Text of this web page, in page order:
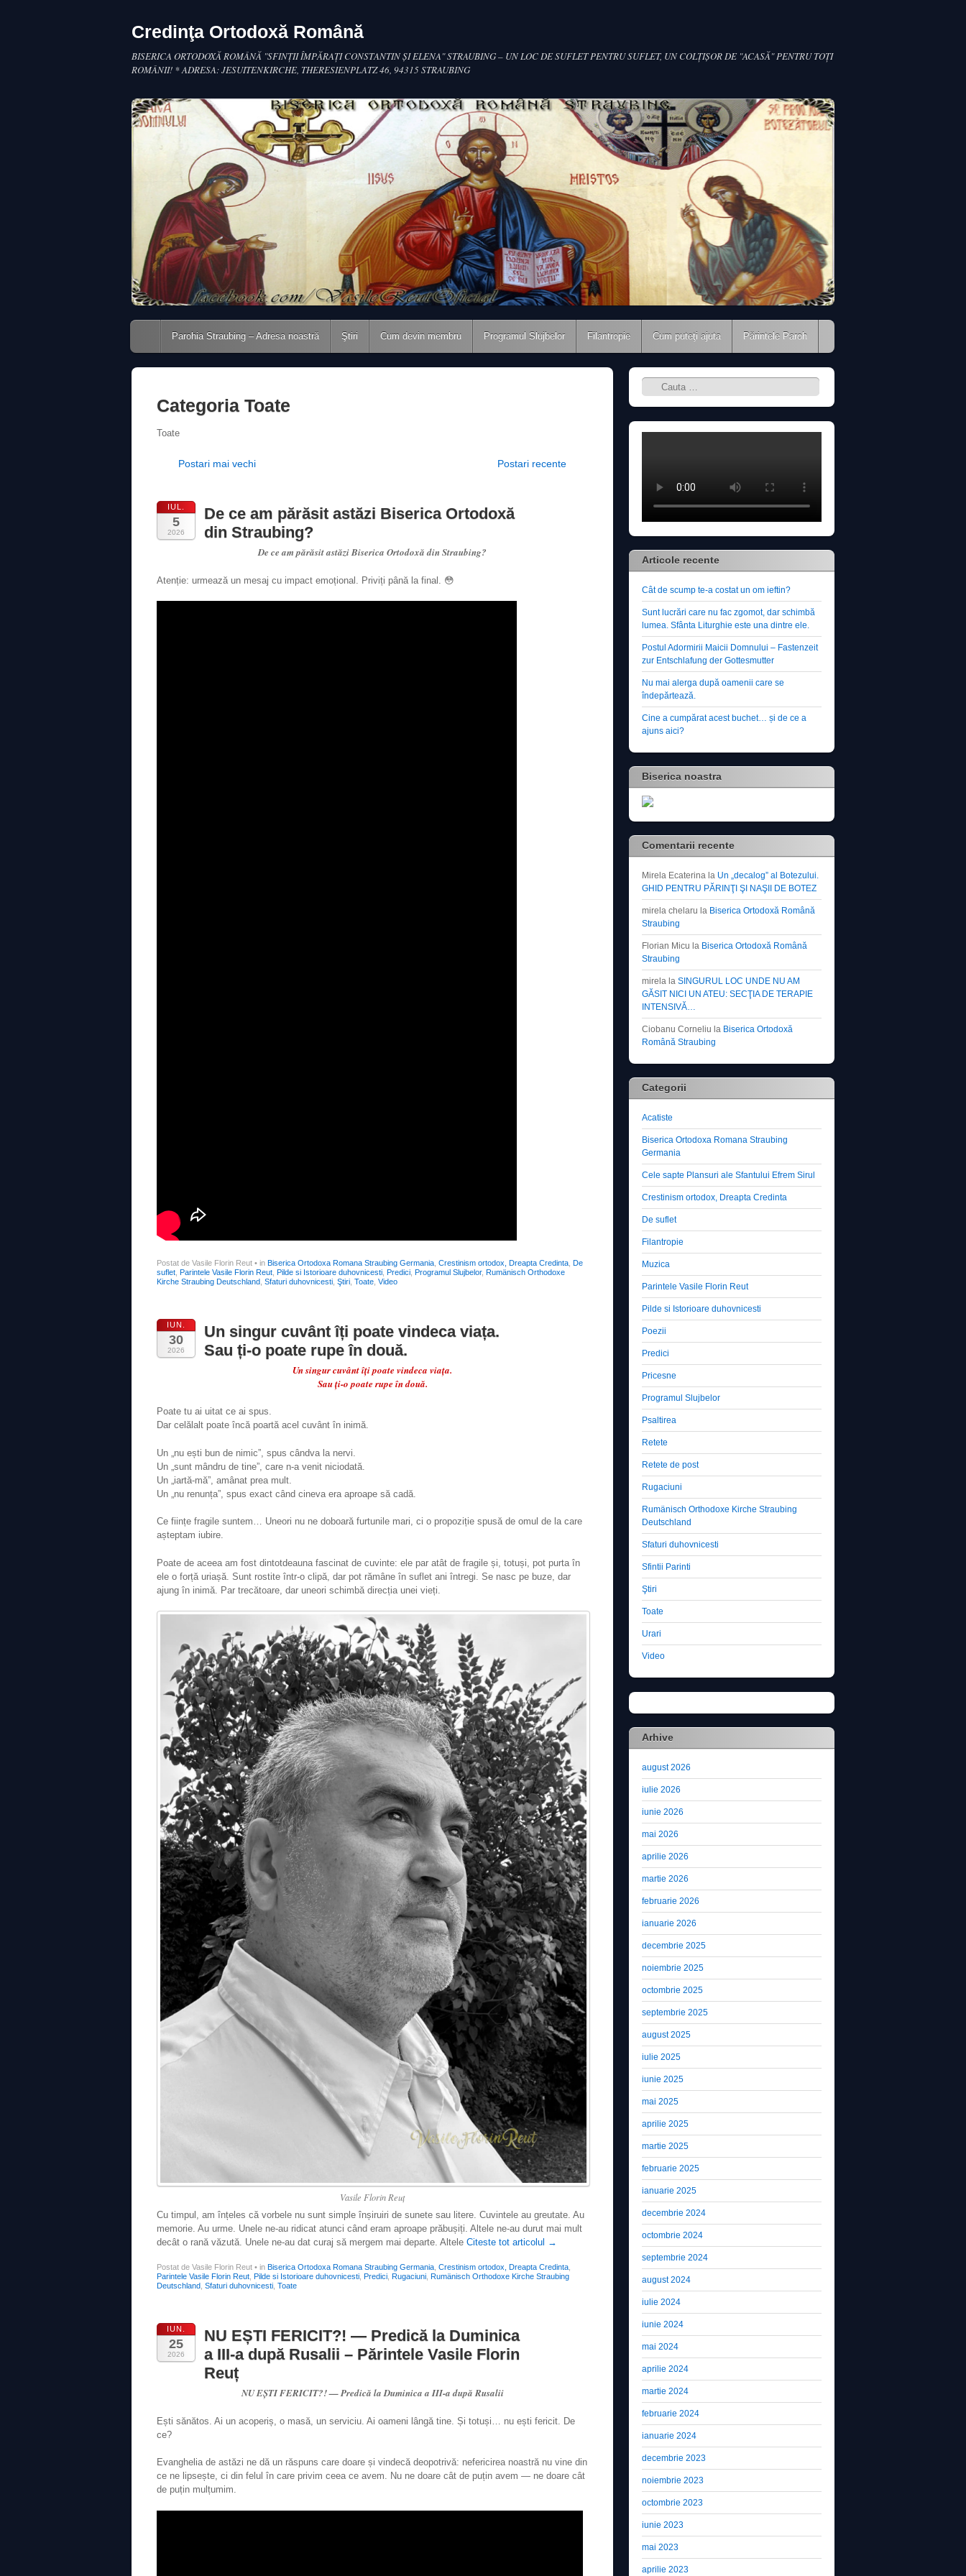
Credinţa Ortodoxă Română
BISERICA ORTODOXĂ ROMÂNĂ "SFINŢII ÎMPĂRAŢI CONSTANTIN ŞI ELENA" STRAUBING – UN LOC DE SUFLET PENTRU SUFLET, UN COLŢIŞOR DE "ACASĂ" PENTRU TOŢI
ROMÂNII! * ADRESA: JESUITENKIRCHE, THERESIENPLATZ 46, 94315 STRAUBING
Main menu
Skip to content
Parohia Straubing – Adresa noastră Ştiri Cum devin membru Programul Slujbelor Filantropie Cum puteţi ajuta Părintele Paroh
Categoria Toate
Toate
Post navigation
Postari mai vechi Postari recente
IUL.
5
2026
De ce am părăsit astăzi Biserica Ortodoxă
din Straubing?
De ce am părăsit astăzi Biserica Ortodoxă din Straubing?
Atenție: urmează un mesaj cu impact emoțional. Priviți până la final. 😳
Postat de Vasile Florin Reut • in Biserica Ortodoxa Romana Straubing Germania Crestinism ortodox, Dreapta Credinta De
suflet Parintele Vasile Florin Reut Pilde si Istorioare duhovnicesti Predici Programul Slujbelor, Rumänisch Orthodoxe
Kirche Straubing Deutschland Sfaturi duhovnicesti Ştiri Toate Video
IUN.
30
2026
Un singur cuvânt îți poate vindeca viața.
Sau ți-o poate rupe în două.
Un singur cuvânt îți poate vindeca viața.
Sau ți-o poate rupe în două.
Poate tu ai uitat ce ai spus.
Dar celălalt poate încă poartă acel cuvânt în inimă.
Un „nu ești bun de nimic”, spus cândva la nervi.
Un „sunt mândru de tine”, care n-a venit niciodată.
Un „iartă-mă”, amânat prea mult.
Un „nu renunța”, spus exact când cineva era aproape să cadă.
Ce ființe fragile suntem… Uneori nu ne doboară furtunile mari, ci o propoziție spusă de omul de la care
așteptam iubire.
Poate de aceea am fost dintotdeauna fascinat de cuvinte: ele par atât de fragile și, totuși, pot purta în
ele o forță uriașă. Sunt rostite într-o clipă, dar pot rămâne în suflet ani întregi. Se nasc pe buze, dar
ajung în inimă. Par trecătoare, dar uneori schimbă direcția unei vieți.
Vasile Florin Reuţ
Cu timpul, am înțeles că vorbele nu sunt simple înșiruiri de sunete sau litere. Cuvintele au greutate. Au
memorie. Au urme. Unele ne-au ridicat atunci când eram aproape prăbușiți. Altele ne-au durut mai mult
decât o rană văzută. Unele ne-au dat curaj să mergem mai departe. Altele Citeste tot articolul →
Postat de Vasile Florin Reut • in Biserica Ortodoxa Romana Straubing Germania, Crestinism ortodox, Dreapta Credinta,
Parintele Vasile Florin Reut, Pilde si Istorioare duhovnicesti, Predici, Rugaciuni, Rumänisch Orthodoxe Kirche Straubing
Deutschland, Sfaturi duhovnicesti, Toate
IUN.
25
2026
NU EȘTI FERICIT?! — Predică la Duminica
a III-a după Rusalii – Părintele Vasile Florin
Reuț
NU EȘTI FERICIT?! — Predică la Duminica a III-a după Rusalii
Ești sănătos. Ai un acoperiș, o masă, un serviciu. Ai oameni lângă tine. Și totuși… nu ești fericit. De
ce?
Evanghelia de astăzi ne dă un răspuns care doare și vindecă deopotrivă: nefericirea noastră nu vine din
ce ne lipsește, ci din felul în care privim ceea ce avem. Nu ne doare cât de puțin avem — ne doare cât
de puțin mulțumim.
Search
Articole recente
Cât de scump te-a costat un om ieftin?
Sunt lucrări care nu fac zgomot, dar schimbă
lumea. Sfânta Liturghie este una dintre ele.
Postul Adormirii Maicii Domnului – Fastenzeit
zur Entschlafung der Gottesmutter
Nu mai alerga după oamenii care se
îndepărtează.
Cine a cumpărat acest buchet… și de ce a
ajuns aici?
Biserica noastra
Comentarii recente
Mirela Ecaterina la Un „decalog” al Botezului.
GHID PENTRU PĂRINŢI ŞI NAŞII DE BOTEZ
mirela chelaru la Biserica Ortodoxă Română
Straubing
Florian Micu la Biserica Ortodoxă Română
Straubing
mirela la SINGURUL LOC UNDE NU AM
GĂSIT NICI UN ATEU: SECŢIA DE TERAPIE
INTENSIVĂ…
Ciobanu Corneliu la Biserica Ortodoxă
Română Straubing
Categorii
Acatiste
Biserica Ortodoxa Romana Straubing
Germania
Cele sapte Plansuri ale Sfantului Efrem Sirul
Crestinism ortodox, Dreapta Credinta
De suflet
Filantropie
Muzica
Parintele Vasile Florin Reut
Pilde si Istorioare duhovnicesti
Poezii
Predici
Pricesne
Programul Slujbelor
Psaltirea
Retete
Retete de post
Rugaciuni
Rumänisch Orthodoxe Kirche Straubing
Deutschland
Sfaturi duhovnicesti
Sfintii Parinti
Ştiri
Toate
Urari
Video
Arhive
august 2026
iulie 2026
iunie 2026
mai 2026
aprilie 2026
martie 2026
februarie 2026
ianuarie 2026
decembrie 2025
noiembrie 2025
octombrie 2025
septembrie 2025
august 2025
iulie 2025
iunie 2025
mai 2025
aprilie 2025
martie 2025
februarie 2025
ianuarie 2025
decembrie 2024
octombrie 2024
septembrie 2024
august 2024
iulie 2024
iunie 2024
mai 2024
aprilie 2024
martie 2024
februarie 2024
ianuarie 2024
decembrie 2023
noiembrie 2023
octombrie 2023
iunie 2023
mai 2023
aprilie 2023